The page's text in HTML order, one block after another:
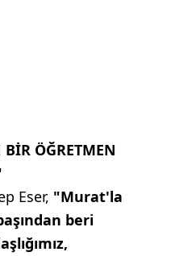
ÖĞRETMEN
Eser, "Murat'la
beri